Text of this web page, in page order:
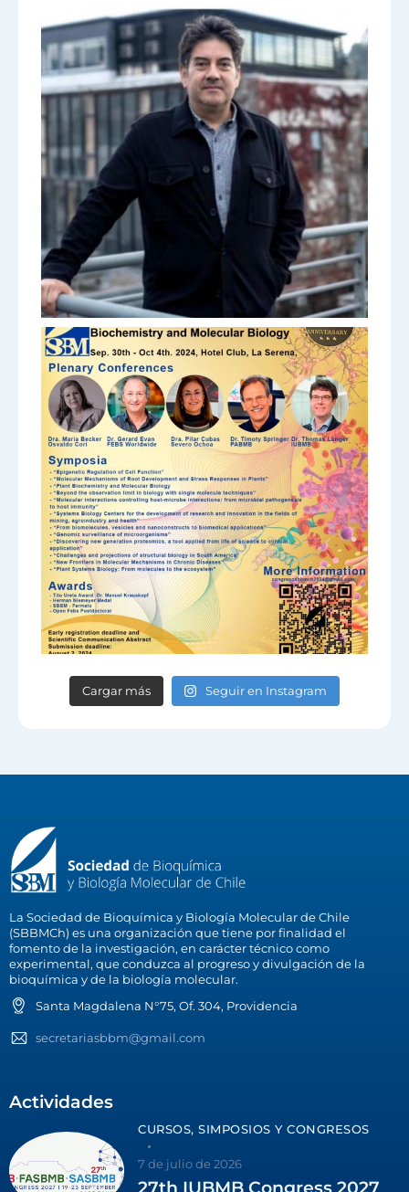
Cargar más Seguir en Instagram
La Sociedad de Bioquímica y Biología Molecular de Chile
(SBBMCh) es una organización que tiene por finalidad el
fomento de la investigación, en carácter técnico como
experimental, que conduzca al progreso y divulgación de la
bioquímica y de la biología molecular.
Santa Magdalena N°75, Of. 304, Providencia
secretariasbbm@gmail.com
Actividades
CURSOS, SIMPOSIOS Y CONGRESOS
7 de julio de 2026